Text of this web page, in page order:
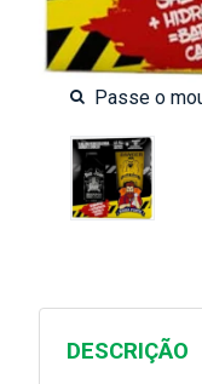
DESCRIÇÃO